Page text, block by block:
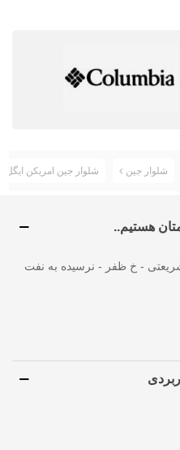
شلوار جین شلوار جین امریکن ایگل American Eagle
هستیم..
- خ ظفر - نرسیده به نفت